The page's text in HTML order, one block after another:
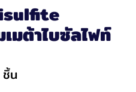
มต้าไบซัลไฟท์
น